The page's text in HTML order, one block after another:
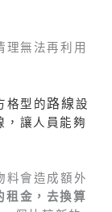
理無法再利用
格型的路線設
，讓人員能夠
料會造成額外
租金，去換算